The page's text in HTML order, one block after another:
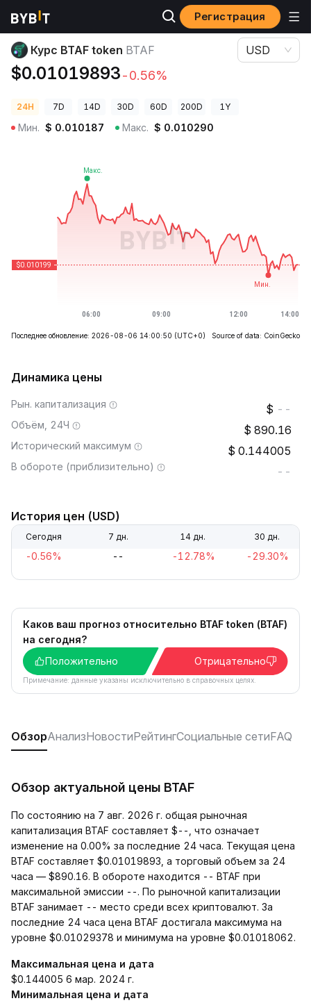
Регистрация
Цены криптовалют Курс BTAF token BTAF
Курс BTAF token BTAF
$0.01019893-0.56%
USD
24H 7D 14D 30D 60D 200D 1Y
Мин. $ 0.010187 Макс. $ 0.010290
Последнее обновление: 2026-08-06 14:00:50 (UTC+0) Source of data: CoinGecko
Динамика цены
Рын. капитализация --
Объём, 24Ч 890.16
Исторический максимум 0.144005
В обороте (приблизительно) --
История цен (USD)
Сегодня 7 дн. 14 дн. 30 дн.
-0.56% -- -12.78% -29.30%
Каков ваш прогноз относительно BTAF token (BTAF)
на сегодня?
Положительно
Отрицательно
Примечание: данные указаны исключительно в справочных целях.
ОбзорАнализНовостиРейтингСоциальные сетиFAQ
Обзор актуальной цены BTAF
По состоянию на 7 авг. 2026 г. общая рыночная
капитализация BTAF составляет $--, что означает
изменение на 0.00% за последние 24 часа. Текущая цена
BTAF составляет $0.01019893, а торговый объем за 24
часа — $890.16. В обороте находится -- BTAF при
максимальной эмиссии --. По рыночной капитализации
BTAF занимает -- место среди всех криптовалют. За
последние 24 часа цена BTAF достигала максимума на
уровне $0.01029378 и минимума на уровне $0.01018062.
Максимальная цена и дата
$0.144005 6 мар. 2024 г.
Минимальная цена и дата